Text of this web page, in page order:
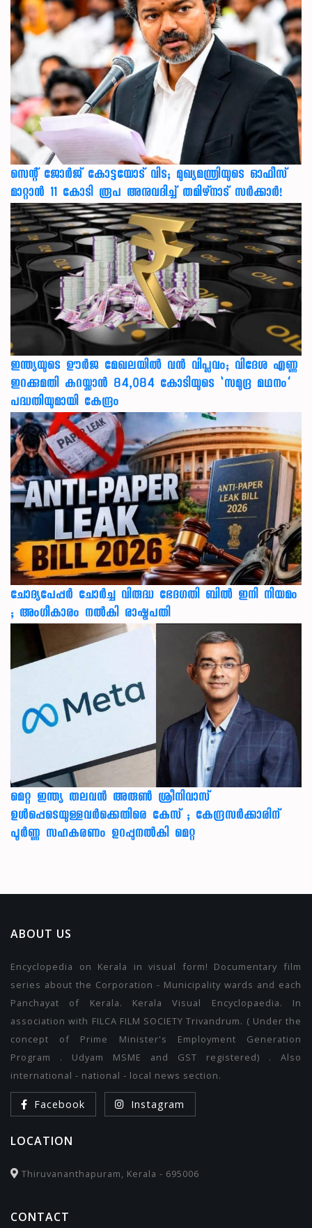
സെന്റ് ജോർജ് കോട്ടയോട് വിട; മുഖ്യമന്ത്രിയുടെ ഓഫീസ്
മാറ്റാൻ 11 കോടി രൂപ അനുവദിച്ച് തമിഴ്നാട് സർക്കാർ!
ഇന്ത്യയുടെ ഊർജ മേഖലയിൽ വൻ വിപ്ലവം; വിദേശ എണ്ണ
ഇറക്കുമതി കുറയ്ക്കാൻ 84,084 കോടിയുടെ ‘സമുദ്ര മഥനം’
പദ്ധതിയുമായി കേന്ദ്രം
ചോദ്യപേപ്പർ ചോർച്ച വിരുദ്ധ ഭേദഗതി ബിൽ ഇനി നിയമം
; അംഗീകാരം നൽകി രാഷ്ട്രപതി
മെറ്റ ഇന്ത്യ തലവൻ അരുൺ ശ്രീനിവാസ്
ഉൾപ്പെടെയുള്ളവർക്കെതിരെ കേസ് ; കേന്ദ്രസർക്കാരിന്
പൂർണ്ണ സഹകരണം ഉറപ്പുനൽകി മെറ്റ
ABOUT US
Encyclopedia on Kerala in visual form! Documentary film
series about the Corporation - Municipality wards and each
Panchayat of Kerala. Kerala Visual Encyclopaedia. In
association with FILCA FILM SOCIETY Trivandrum. ( Under the
concept of Prime Minister's Employment Generation
Program . Udyam MSME and GST registered) . Also
international - national - local news section.
Facebook Instagram
LOCATION
Thiruvananthapuram, Kerala - 695006
CONTACT